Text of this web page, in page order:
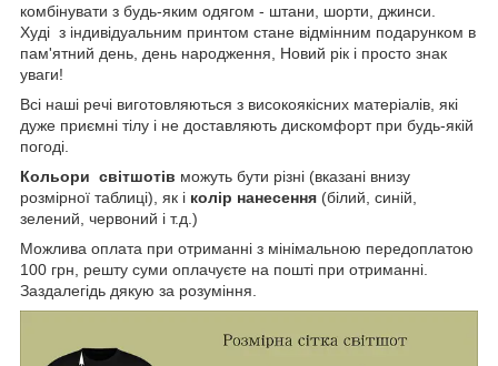
комбінувати з будь-яким одягом - штани, шорти, джинси.
Худі з індивідуальним принтом стане відмінним подарунком в
пам'ятний день, день народження, Новий рік і просто знак
уваги!
Всі наші речі виготовляються з високоякісних матеріалів, які
дуже приємні тілу і не доставляють дискомфорт при будь-якій
погоді.
Кольори світшотів можуть бути різні (вказані внизу
розмірної таблиці), як і колір нанесення (білий, синій,
зелений, червоний і т.д.)
Можлива оплата при отриманні з мінімальною передоплатою
100 грн, решту суми оплачуєте на пошті при отриманні.
Заздалегідь дякую за розуміння.